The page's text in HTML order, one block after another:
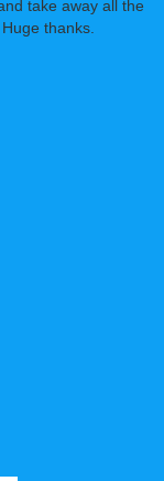
take away all the
thanks.